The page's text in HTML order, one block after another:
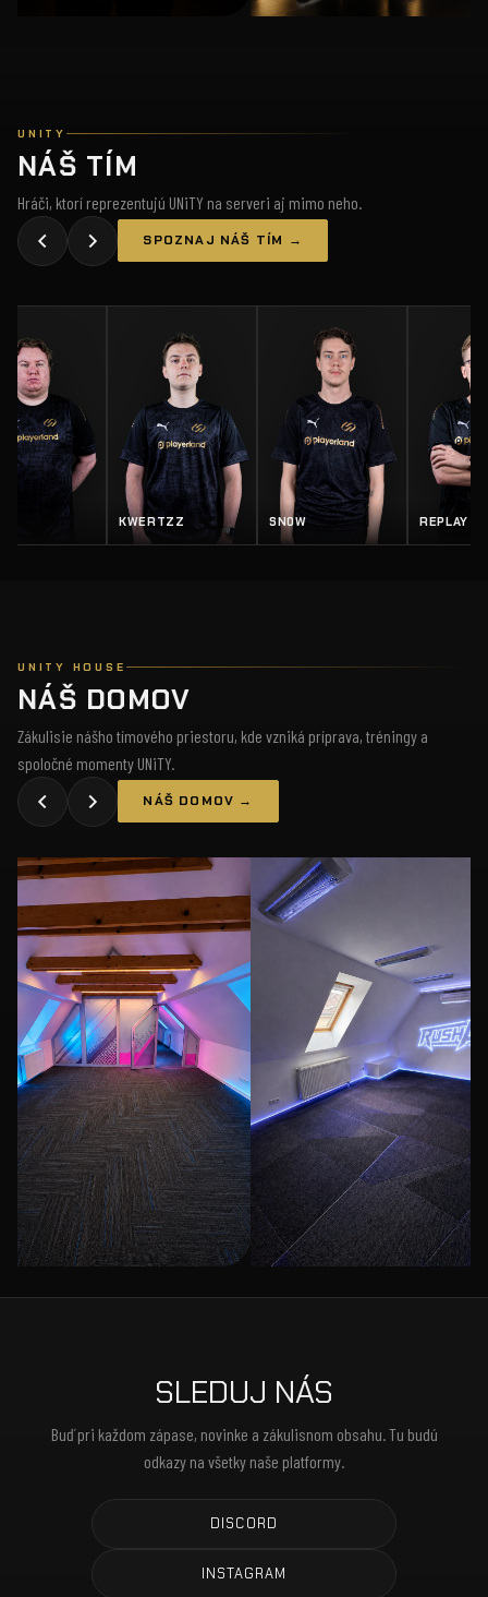
UNITY
NÁŠ TÍM
Hráči, ktorí reprezentujú UNiTY na serveri aj mimo neho.
SPOZNAJ NÁŠ TÍM →
KWERTZZ SN0W REPLAY
UNITY HOUSE
NÁŠ DOMOV
Zákulisie nášho tímového priestoru, kde vzniká príprava, tréningy a
spoločné momenty UNiTY.
NÁŠ DOMOV →
SLEDUJ NÁS
Buď pri každom zápase, novinke a zákulisnom obsahu. Tu budú
odkazy na všetky naše platformy.
DISCORD
INSTAGRAM